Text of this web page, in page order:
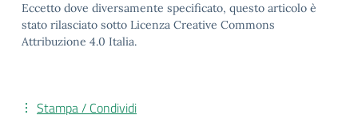
Eccetto dove diversamente specificato, questo articolo è
stato rilasciato sotto Licenza Creative Commons
Attribuzione 4.0 Italia.
Stampa / Condividi